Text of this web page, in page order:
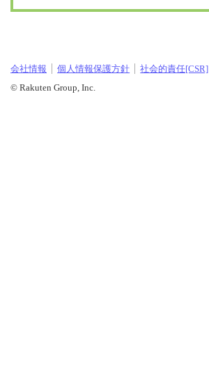
会社情報 個人情報保護方針 社会的責任[CSR]
© Rakuten Group, Inc.